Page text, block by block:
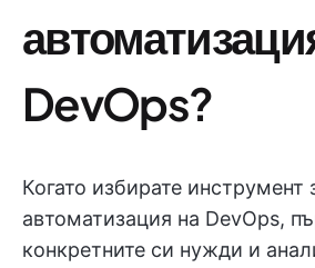
DevOps?
Когато избирате инструмент
автоматизация на DevOps,
конкретните си нужди и